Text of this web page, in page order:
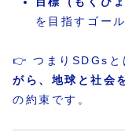
を目指すゴー
👉 つまりSDGsと
がら、地球と社会
の約束です。